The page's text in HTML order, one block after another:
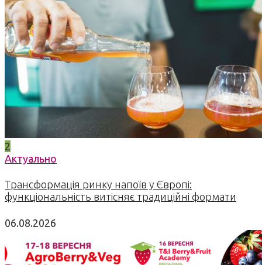
2
Актуально
Трансформація ринку напоїв у Європі:
функціональність витісняє традиційні формати
06.08.2026